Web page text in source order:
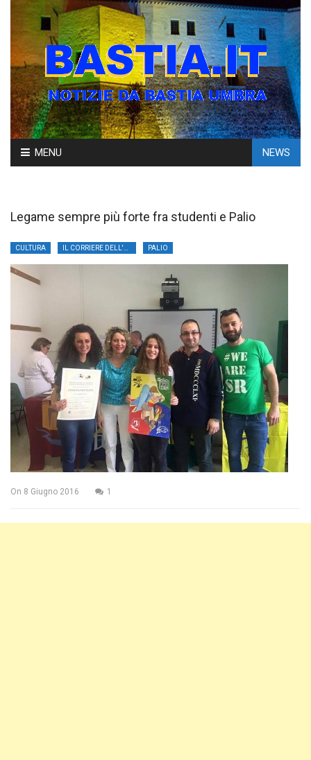
Skip
to
MENU NEWS
Legame sempre più forte fra studenti e Palio
CULTURA PALIO
On 8 Giugno 2016 1